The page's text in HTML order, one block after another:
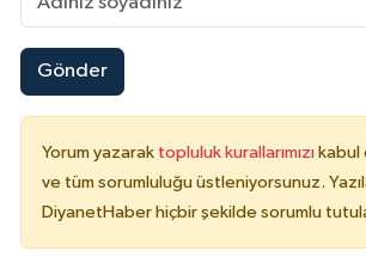
Gönder
Yorum yazarak topluluk kurallarımızı kabul
ve tüm sorumluluğu üstleniyorsunuz.
DiyanetHaber hiçbir şekilde sorumlu